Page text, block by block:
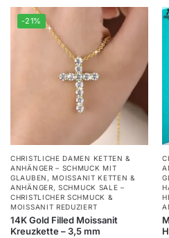
-21%
CHRISTLICHE DAMEN KETTEN &
ANHÄNGER – SCHMUCK MIT
GLAUBEN ,MOISSANIT KETTEN &
ANHÄNGER,SCHMUCK SALE –
CHRISTLICHER SCHMUCK &
MOISSANIT REDUZIERT
14K Gold Filled Moissanit
Kreuzkette – 3,5 mm